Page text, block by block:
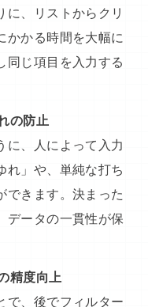
に、リストからクリ
かかる時間を大幅に
同じ項目を入力する
の防止
に、人によって入力
れ」や、単純な打ち
できます。決まった
データの一貫性が保
精度向上
で、後でフィルター